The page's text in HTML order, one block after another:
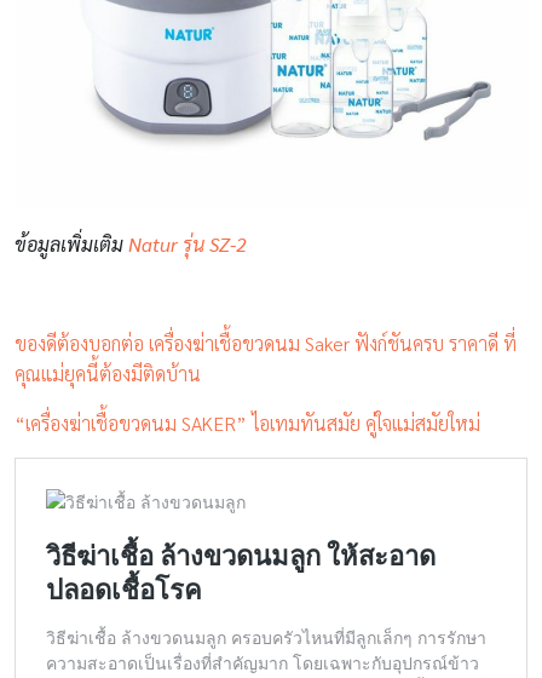
ข้อมูลเพิ่มเติมNatur รุ่น SZ-2
ของดีต้องบอกต่อ เครื่องฆ่าเชื้อขวดนม Saker ฟังก์ชันครบ ราคาดี ที่
คุณแม่ยุคนี้ต้องมีติดบ้าน
“เครื่องฆ่าเชื้อขวดนม SAKER” ไอเทมทันสมัย คู่ใจแม่สมัยใหม่